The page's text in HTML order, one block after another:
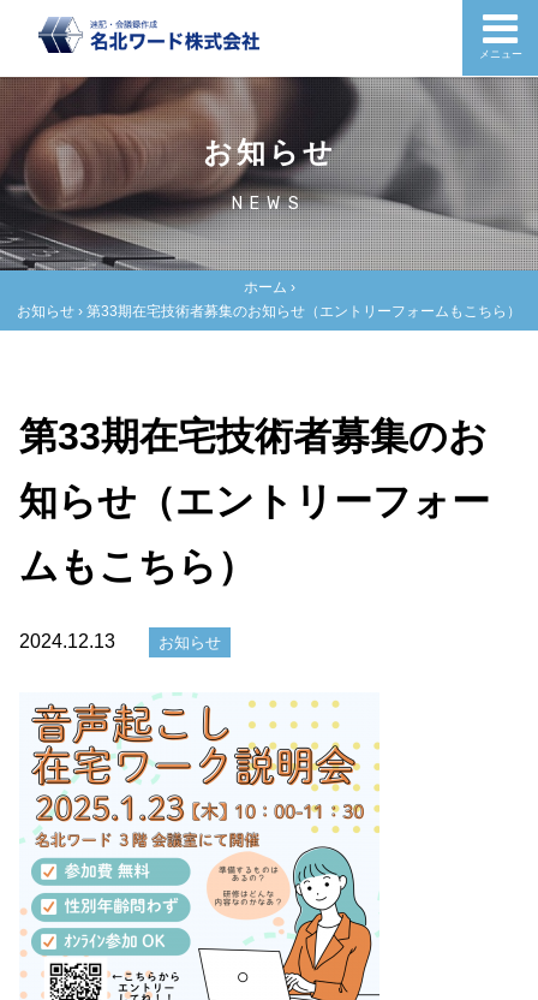
メニュー
お知らせ
NEWS
ホーム ›
お知らせ › 第33期在宅技術者募集のお知らせ（エントリーフォームもこちら）
第33期在宅技術者募集のお
知らせ（エントリーフォー
ムもこちら）
2024.12.13 お知らせ